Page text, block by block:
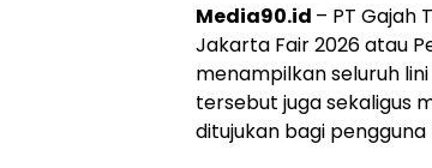
Media90.id – PT Gajah
Jakarta Fair 2026 atau
menampilkan seluruh
tersebut juga sekaligus
ditujukan bagi